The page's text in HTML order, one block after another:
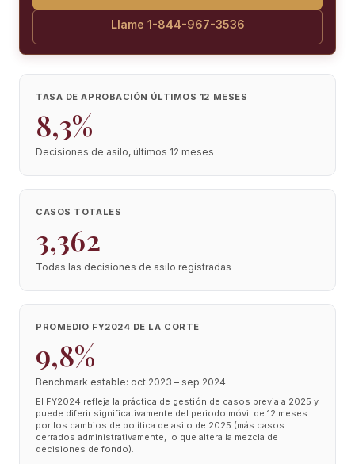
Llame 1-844-967-3536
TASA DE APROBACIÓN ÚLTIMOS 12 MESES
8,3%
Decisiones de asilo, últimos 12 meses
CASOS TOTALES
3,362
Todas las decisiones de asilo registradas
PROMEDIO FY2024 DE LA CORTE
9,8%
Benchmark estable: oct 2023 – sep 2024
El FY2024 refleja la práctica de gestión de casos previa a 2025 y
puede diferir significativamente del periodo móvil de 12 meses
por los cambios de política de asilo de 2025 (más casos
cerrados administrativamente, lo que altera la mezcla de
decisiones de fondo).